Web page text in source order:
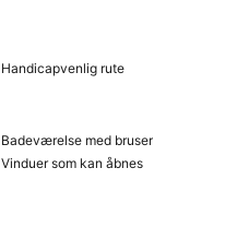
Handicapvenlig rute
Badeværelse med bruser
Vinduer som kan åbnes